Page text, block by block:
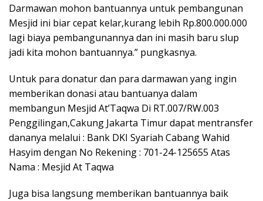
Darmawan mohon bantuannya untuk pembangunan
Mesjid ini biar cepat kelar,kurang lebih Rp.800.000.000
lagi biaya pembangunannya dan ini masih baru slup
jadi kita mohon bantuannya.” pungkasnya.
Untuk para donatur dan para darmawan yang ingin
memberikan donasi atau bantuanya dalam
membangun Mesjid At’Taqwa Di RT.007/RW.003
Penggilingan,Cakung Jakarta Timur dapat mentransfer
dananya melalui : Bank DKI Syariah Cabang Wahid
Hasyim dengan No Rekening : 701-24-125655 Atas
Nama : Mesjid At Taqwa
Juga bisa langsung memberikan bantuannya baik